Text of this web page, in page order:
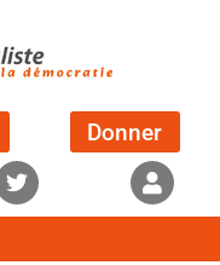
Donner